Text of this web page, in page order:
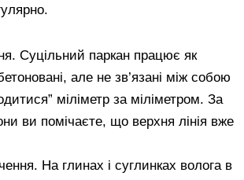
Суцільний паркан працює як
але не зв’язані між собою
міліметр за міліметром. За
ви помічаєте, що верхня лінія вже
На глинах і суглинках волога в